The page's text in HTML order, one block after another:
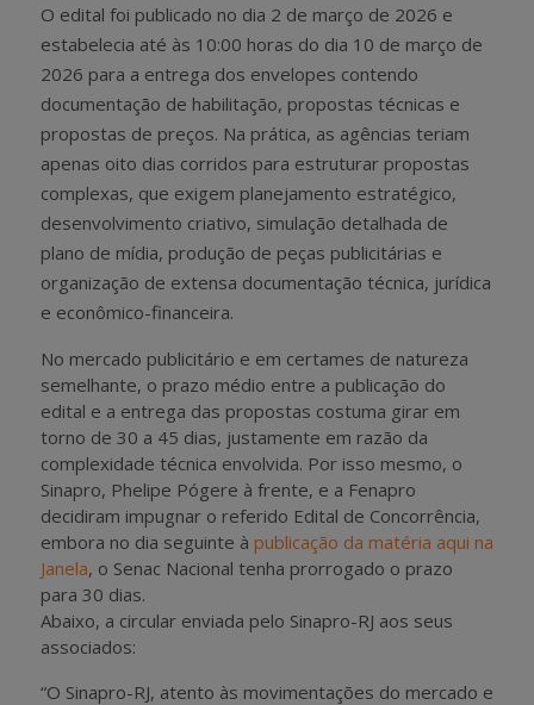
O edital foi publicado no dia 2 de março de 2026 e
estabelecia até às 10:00 horas do dia 10 de março de
2026 para a entrega dos envelopes contendo
documentação de habilitação, propostas técnicas e
propostas de preços. Na prática, as agências teriam
apenas oito dias corridos para estruturar propostas
complexas, que exigem planejamento estratégico,
desenvolvimento criativo, simulação detalhada de
plano de mídia, produção de peças publicitárias e
organização de extensa documentação técnica, jurídica
e econômico-financeira.
No mercado publicitário e em certames de natureza
semelhante, o prazo médio entre a publicação do
edital e a entrega das propostas costuma girar em
torno de 30 a 45 dias, justamente em razão da
complexidade técnica envolvida. Por isso mesmo, o
Sinapro, Phelipe Pógere à frente, e a Fenapro
decidiram impugnar o referido Edital de Concorrência,
embora no dia seguinte à publicação da matéria aqui na
Janela, o Senac Nacional tenha prorrogado o prazo
para 30 dias.
Abaixo, a circular enviada pelo Sinapro-RJ aos seus
associados:
“O Sinapro-RJ, atento às movimentações do mercado e